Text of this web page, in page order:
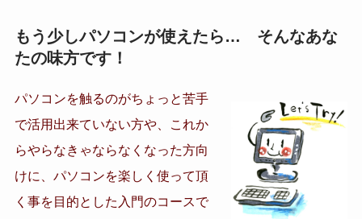
もう少しパソコンが使えたら… そんなあな
たの味方です！
パソコンを触るのがちょっと苦手
で活用出来ていない方や、これか
らやらなきゃならなくなった方向
けに、パソコンを楽しく使って頂
く事を目的とした入門のコースで